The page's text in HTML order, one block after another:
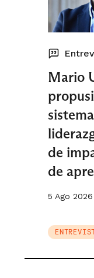
Mario
de
de
5 Ago 2026